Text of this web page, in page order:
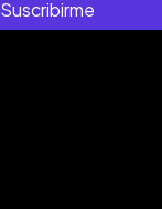
Suscribirme